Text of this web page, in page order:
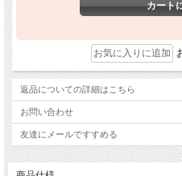
返品についての詳細はこちら
お問い合わせ
友達にメールですすめる